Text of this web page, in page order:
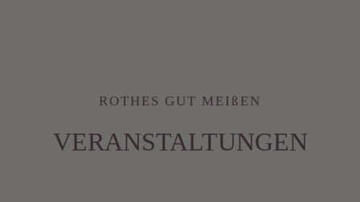
ROTHES GUT MEIßEN
VERANSTALTUNGEN